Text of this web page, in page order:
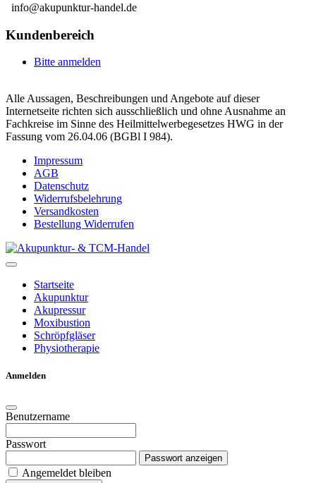
info@akupunktur-handel.de
Kundenbereich
Bitte anmelden
Alle Aussagen, Beschreibungen und Angebote auf dieser
Internetseite richten sich ausschließlich und ohne Ausnahme an
Fachkreise im Sinne des Heilmittelwerbegesetzes HWG in der
Fassung vom 26.04.06 (BGBl I 984).
Impressum
AGB
Datenschutz
Widerrufsbelehrung
Versandkosten
Bestellung Widerrufen
Startseite
Akupunktur
Akupressur
Moxibustion
Schröpfgläser
Physiotherapie
Anmelden
Benutzername
Passwort
Passwort anzeigen
Angemeldet bleiben